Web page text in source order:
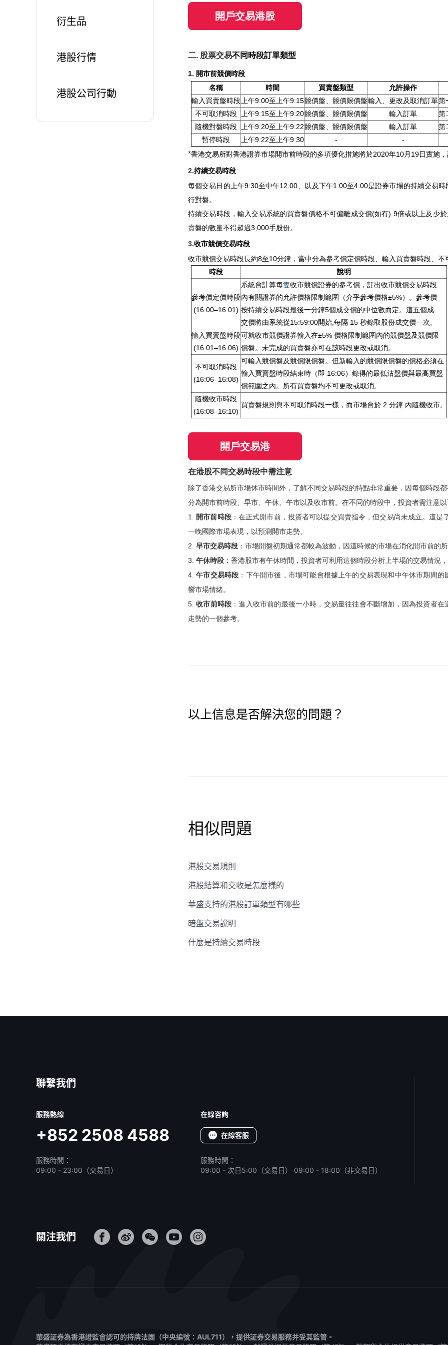
衍生品
港股行情
港股公司行動
開戶交易港股
二. 股票交易不同時段訂單類型
1. 開市前競價時段
名稱
時間 買賣盤類型 允許操作
輸入買賣盤時段 上午9:00至上午9:15競價盤、競價限價盤輸入、更改及取消訂單第
不可取消時段
上午9:15至上午9:20競價盤、競價限價盤 輸入訂單
第
隨機對盤時段
上午9:20至上午9:22競價盤、競價限價盤 輸入訂單
第
暫停時段
上午9:22至上午9:30 - -
*香港交易所對香港證券市場開市前時段的多項優化措施將於2020年10月 19日實施
2.持續交易時段
每個交易日的上午9:30至中午12:00、以及下午1:00至4:00是證券市場的持續交易
行對盤。
持續交易時段，輸入交易系統的買賣盤價格不可偏離成交價(如有) 9倍或以上及少
賣盤的數量不得超過3,000手股份。
3.收市競價交易時段
收市競價交易時段長約8至10分鐘，當中分為參考價定價時段、輸入買賣盤時段、
時段
說明
參考價定價時段
(16:00–16:01)
系統會計算每隻收市競價證券的參考價，訂出收市競價交易時段
內有關證券的允許價格限制範圍（介乎參考價格±5%）。參考價
按持續交易時段最後一分鐘5個成交價的中位數而定。這五個成
交價將由系統從15:59:00開始,每隔 15 秒錄取股份成交價一次。
輸入買賣盤時段
(16:01–16:06)
可就收市競價證券輸入在±5% 價格限制範圍內的競價盤及競價限
價盤。未完成的買賣盤亦可在該時段更改或取消。
不可取消時段
(16:06–16:08)
可輸入競價盤及競價限價盤。但新輸入的競價限價盤的價格必須在
輸入買賣盤時段結束時（即 16:06）錄得的最低沽盤價與最高買盤
價範圍之內。所有買賣盤均不可更改或取消。
隨機收市時段
(16:08–16:10)
買賣盤規則與不可取消時段一樣，而市場會於 2 分鐘 內隨機收市。
開戶交易港
在港股不同交易時段中需注意
除了香港交易所市場休市時間外，了解不同交易時段的特點非常重要，因每個時段
分為開市前時段、早市、午休、午市以及收市前。在不同的時段中，投資者需注意以
1.
開市前時段：在正式開市前，投資者可以提交買賣指令，但交易尚未成立。這
一晚國際市場表現，以預測開市走勢。
2. 早市交易時段 ：市場開盤初期通常都較為波動，因這時候的市場在消化開市前的
3. 午休時段 ：香港股市有午休時間，投資者可利用這個時段分析上半場的交易情況
4.午市交易時段 ：下午開市後，市場可能會根據上午的交易表現和中午休市期間
響市場情緒。
5.收市前時段 ：進入收市前的最後一小時，交易量往往會不斷增加，因為投資者
走勢的一個參考。
以上信息是否解決您的問題？
相似問題
港股交易規則
港股結算和交收是怎麼樣的
華盛支持的港股訂單類型有哪些
暗盤交易說明
什麼是持續交易時段
聯繫我們
服務熱線
+852 2508 4588
服務時間：
09:00 - 23:00（交易日）
在線咨詢
在線客服
服務時間：
09:00 - 次日5:00（交易日） 09:00 - 18:00（非交易日）
關注我們
華盛証券為香港證監會認可的持牌法團（中央編號：AUL711），提供証券交易服務并受其監管。